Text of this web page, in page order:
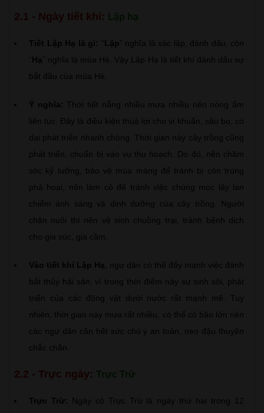
2.1 - Ngày tiết khí: Lập hạ
Tiết Lập Hạ là gì: “Lập ” nghĩa là xác lập, đánh dấu, còn
“Hạ ” nghĩa là mùa Hè. Vậy Lập Hạ là tiết khí đánh dấu sự
bắt đầu của mùa Hè.
Ý nghĩa: Thời tiết nắng nhiều mưa nhiều nên nóng ẩm
liên tục. Đây là điều kiện thuậ lợi cho vi khuẩn, sâu bọ, cỏ
dại phát triển nhanh chóng. Thời gian này cây trồng cũng
phát triển, chuẩn bị vào vụ thu hoạch. Do đó, nên chăm
sóc kỹ lưỡng, bảo vệ mùa màng để tránh bị côn trùng
phá hoại, nên làm cỏ để tránh việc chúng mọc lây lan
chiếm ánh sáng và dinh dưỡng của cây trồng. Người
chăn nuôi thì nên vệ sinh chuồng trại, tránh bệnh dịch
cho gia súc, gia cầm.
Vào tiết khí Lập Hạ , ngư dân có thể đẩy mạnh việc đánh
bắt thủy hải sản, vì trong thời điểm này sự sinh sôi, phát
triển của các động vật dưới nước rất mạnh mẽ. Tuy
nhiên, thời gian này mưa rất nhiều, có thể có bão lớn nên
các ngư dân cần hết sức chú ý an toàn, neo đậu thuyền
chắc chắn.
2.2 - Trực ngày: Trực Trừ
Trực Trừ:
Ngày có Trực Trừ là ngày thứ hai trong 12